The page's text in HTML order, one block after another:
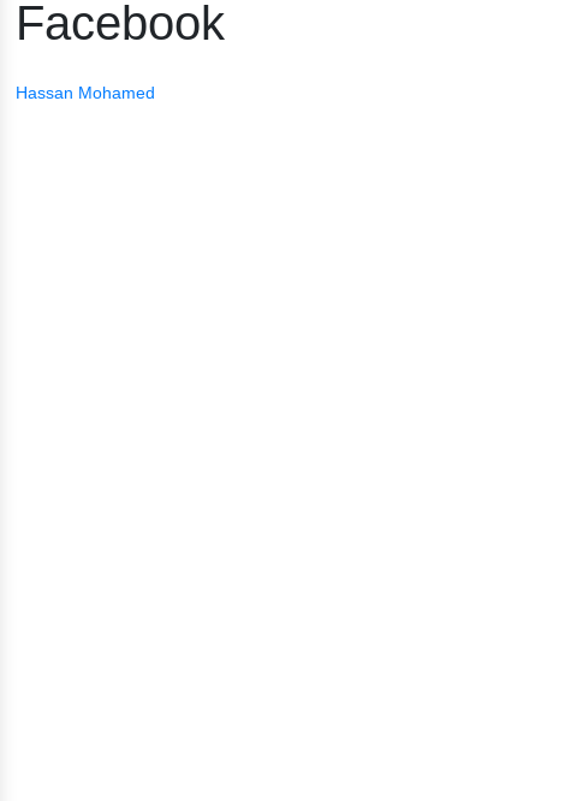
Facebook
Hassan Mohamed